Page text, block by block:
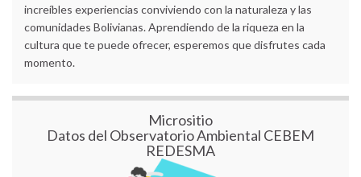
increíbles experiencias conviviendo con la naturaleza y las
comunidades Bolivianas. Aprendiendo de la riqueza en la
cultura que te puede ofrecer, esperemos que disfrutes cada
momento.
Micrositio
Datos del Observatorio Ambiental CEBEM
REDESMA